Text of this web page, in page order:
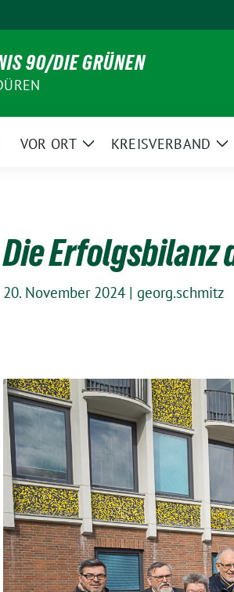
90/DIE GRÜNEN
VOR ORT
ZeigeKREISVERBAND
Die Erfolgsbilanz
20. November 2024 | georg.schmitz